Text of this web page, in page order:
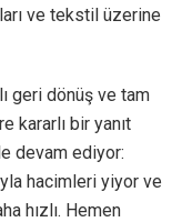
ve tekstil üzerine
geri dönüş ve tam
kararlı bir yanıt
devam ediyor:
hacimleri yiyor ve
hızlı. Hemen